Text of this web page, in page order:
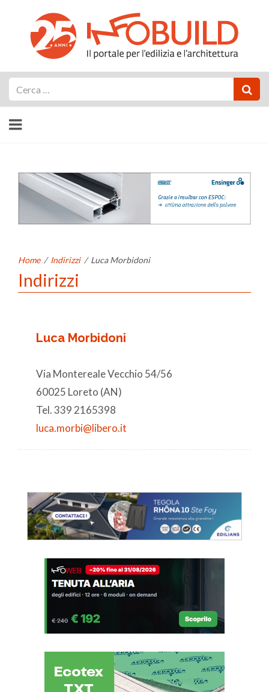
Home / Indirizzi / Luca Morbidoni
Indirizzi
Luca Morbidoni
Via Montereale Vecchio 54/56
60025 Loreto (AN)
Tel. 339 2165398
luca.morbi@libero.it